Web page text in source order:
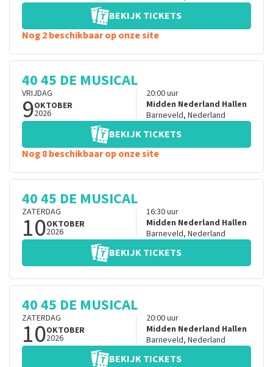
BEKIJK TICKETS
Nog 2 beschikbaar op onze site
40 45 DE MUSICAL
VRIJDAG
9OKTOBER
2026
20:00uur
Midden Nederland Hallen
Barneveld, Nederland
BEKIJK TICKETS
Nog 8 beschikbaar op onze site
40 45 DE MUSICAL
ZATERDAG
10OKTOBER
2026
16:30uur
Midden Nederland Hallen
Barneveld, Nederland
BEKIJK TICKETS
40 45 DE MUSICAL
ZATERDAG
10OKTOBER
2026
20:00uur
Midden Nederland Hallen
Barneveld, Nederland
BEKIJK TICKETS